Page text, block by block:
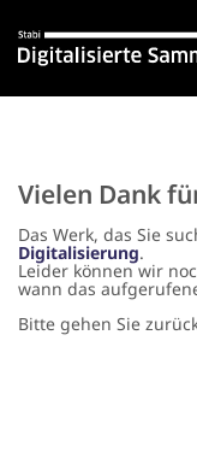
Vielen Dank
Das Werk, das Sie
Digitalisierung.
Leider können wir
wann das
Bitte gehen Sie